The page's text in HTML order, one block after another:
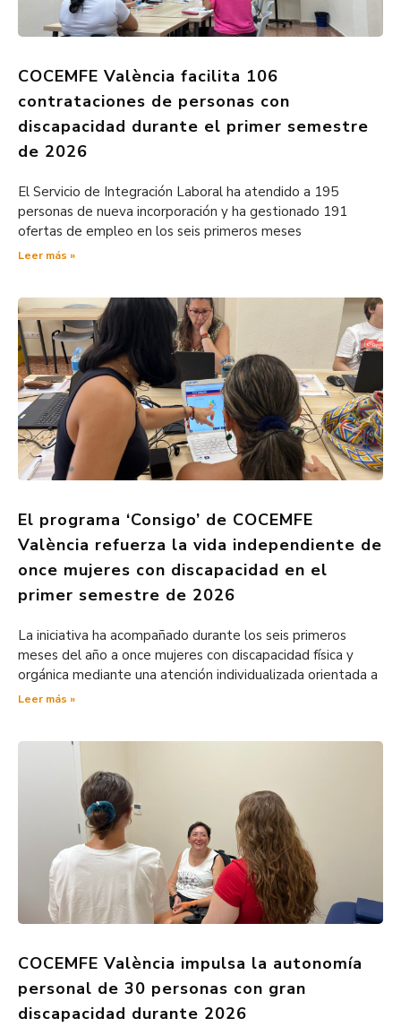
COCEMFE València facilita 106
contrataciones de personas con
discapacidad durante el primer semestre
de 2026
El Servicio de Integración Laboral ha atendido a 195
personas de nueva incorporación y ha gestionado 191
ofertas de empleo en los seis primeros meses
Leer más »
El programa ‘Consigo’ de COCEMFE
València refuerza la vida independiente de
once mujeres con discapacidad en el
primer semestre de 2026
La iniciativa ha acompañado durante los seis primeros
meses del año a once mujeres con discapacidad física y
orgánica mediante una atención individualizada orientada a
Leer más »
COCEMFE València impulsa la autonomía
personal de 30 personas con gran
discapacidad durante 2026